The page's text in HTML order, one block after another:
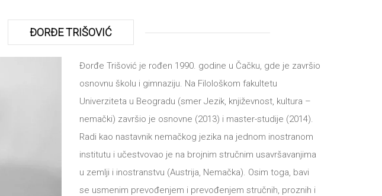
ĐORĐE TRIŠOVIĆ
Đorđe Trišović je rođen 1990. godine u Čačku, gde je završio
osnovnu školu i gimnaziju. Na Filološkom fakultetu
Univerziteta u Beogradu (smer Jezik, književnost, kultura –
nemački) završio je osnovne (2013) i master-studije (2014).
Radi kao nastavnik nemačkog jezika na jednom inostranom
institutu i učestvovao je na brojnim stručnim usavršavanjima
u zemlji i inostranstvu (Austrija, Nemačka). Osim toga, bavi
se usmenim prevođenjem i prevođenjem stručnih, proznih i